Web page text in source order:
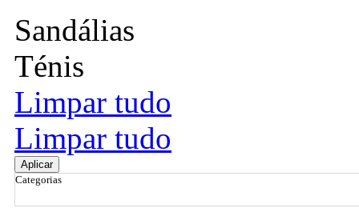
Sandálias
Ténis
Limpar tudo
Limpar tudo
Aplicar
Categorias